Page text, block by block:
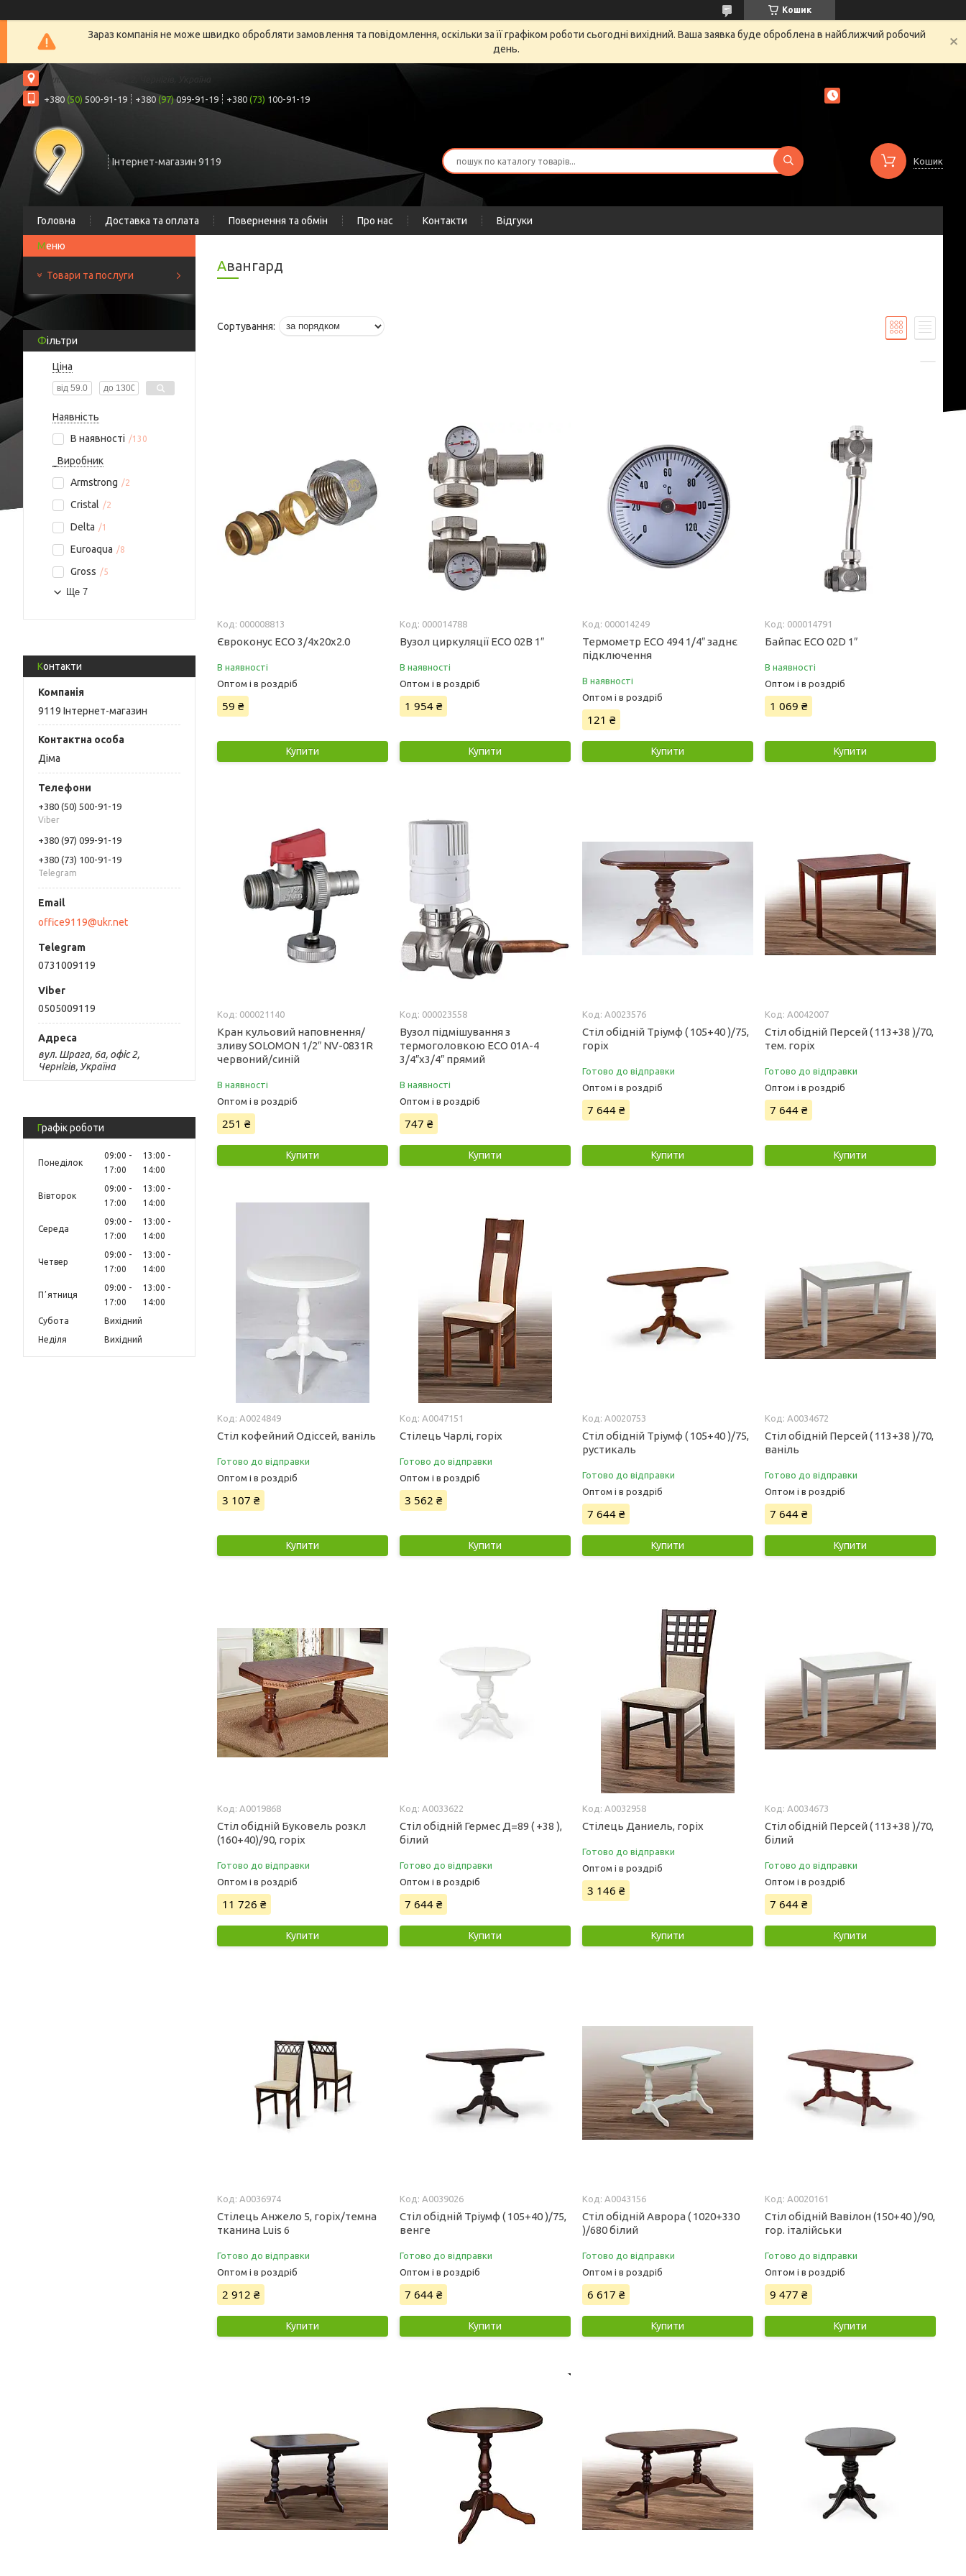
Кошик
Зараз компанія не може швидко обробляти замовлення та повідомлення, оскільки за її графіком роботи сьогодні вихідний. Ваша заявка буде оброблена в найближчий робочий
день.
вул. Шрага, 6а, офіс 2, Чернігів, Україна
+380 (50) 500-91-19 +380 (97)099-91-19 +380 (73) 100-91-19
Інтернет-магазин 9119 Кошик
Головна Доставка та оплата Повернення та обмін Про нас Контакти Відгуки
Товари та послуги
Фільтри
Ціна
Наявність
В наявності
130
_Виробник
Armstrong
2
Cristal 2
Delta 1
Euroaqua 8
Gross 5
Ще 7
Контакти
9119 Інтернет-магазин
Діма
+380 (50) 500-91-19
Viber
+380 (97) 099-91-19
+380 (73) 100-91-19
Telegram
office9119@ukr.net
0731009119
0505009119
вул. Шрага, 6а, офіс 2,
Чернігів, Україна
Графік роботи
Понеділок
09:00
17:00
13:00
14:00
Вівторок
09:00
17:00
13:00
14:00
Середа
09:00
17:00
13:00
14:00
Четвер
09:00
17:00
13:00
14:00
Пʼятниця
09:00
17:00
13:00
14:00
Субота
Вихідний
Неділя
Вихідний
Авангард
000008813
Євроконус ECO 3/4х20х2.0
В наявності
Оптом і в роздріб
59 ₴
Купити
000014788
Вузол циркуляції ECO 02B 1″
В наявності
Оптом і в роздріб
1 954 ₴
Купити
000014249
Термометр ECO 494 1/4″ заднє
підключення
В наявності
Оптом і в роздріб
121 ₴
Купити
000014791
Байпас ECO 02D 1″
В наявності
Оптом і в роздріб
1 069 ₴
Купити
000021140
Кран кульовий наповнення/
зливу SOLOMON 1/2″ NV-0831R
червоний/синій
В наявності
Оптом і в роздріб
251 ₴
Купити
000023558
Вузол пiдмiшування з
термоголовкою ECO 01A-4
3/4″х3/4″ прямий
В наявності
Оптом і в роздріб
747 ₴
Купити
А0023576
Стіл обідній Тріумф ( 105+40 )/75,
горіх
Готово до відправки
Оптом і в роздріб
7 644 ₴
Купити
А0042007
Стіл обідній Персей ( 113+38 )/70,
тем. горіх
Готово до відправки
Оптом і в роздріб
7 644 ₴
Купити
А0024849
Стіл кофейний Одіссей, ваніль
Готово до відправки
Оптом і в роздріб
3 107 ₴
Купити
А0047151
Стілець Чарлі, горіх
Готово до відправки
Оптом і в роздріб
3 562 ₴
Купити
А0020753
Стіл обідній Тріумф ( 105+40 )/75,
рустикаль
Готово до відправки
Оптом і в роздріб
7 644 ₴
Купити
А0034672
Стіл обідній Персей ( 113+38 )/70,
ваніль
Готово до відправки
Оптом і в роздріб
7 644 ₴
Купити
А0019868
Стіл обідній Буковель розкл
(160+40)/90, горіх
Готово до відправки
Оптом і в роздріб
11 726 ₴
Купити
А0033622
Стіл обідній Гермес Д=89 ( +38 ),
білий
Готово до відправки
Оптом і в роздріб
7 644 ₴
Купити
А0032958
Стілець Даниель, горіх
Готово до відправки
Оптом і в роздріб
3 146 ₴
Купити
А0034673
Стіл обідній Персей ( 113+38 )/70,
білий
Готово до відправки
Оптом і в роздріб
7 644 ₴
Купити
А0036974
Стілець Анжело 5, горіх/темна
тканина Luis 6
Готово до відправки
Оптом і в роздріб
2 912 ₴
Купити
А0039026
Стіл обідній Тріумф ( 105+40 )/75,
венге
Готово до відправки
Оптом і в роздріб
7 644 ₴
Купити
А0043156
Стіл обідній Аврора ( 1020+330
)/680 білий
Готово до відправки
Оптом і в роздріб
6 617 ₴
Купити
А0020161
Стіл обідній Вавілон (150+40 )/90,
гор. італійськи
Готово до відправки
Оптом і в роздріб
9 477 ₴
Купити